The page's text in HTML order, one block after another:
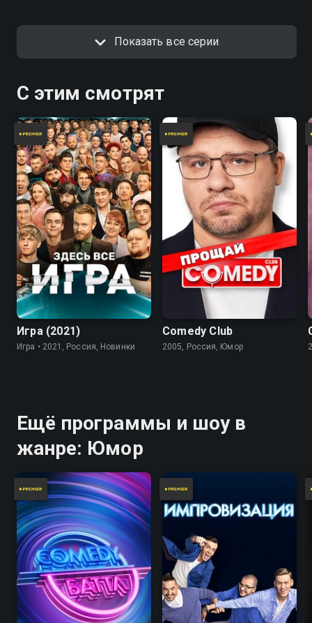
Показать все серии
С этим смотрят
7.8
Игра (2021)
Игра • 2021, Россия, Новинки
Comedy Club
2005, Россия, Юмор
Ещё программы и шоу в
жанре: Юмор